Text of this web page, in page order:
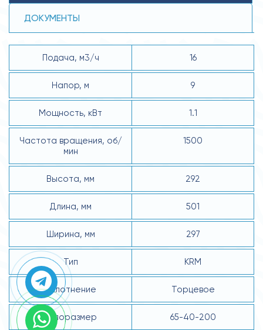
ДОКУМЕНТЫ
Подача, м3/ч 16
Напор, м 9
Мощность, кВт 1.1
Частота вращения, об/
мин
1500
Высота, мм 292
Длина, мм 501
Ширина, мм 297
Тип KRM
Уплотнение Торцевое
Типоразмер 65-40-200